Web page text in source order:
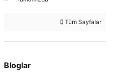
Tüm Sayfalar
Bloglar